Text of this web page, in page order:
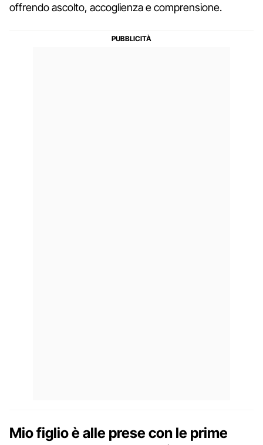
offrendo ascolto, accoglienza e comprensione.
Mio figlio è alle prese con le prime